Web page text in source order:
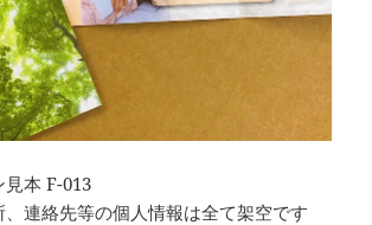
本 F-013
連絡先等の個人情報は全て架空です